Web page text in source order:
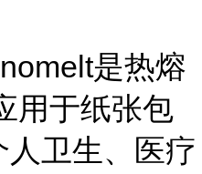
是热熔
用于纸张包
卫生、医疗